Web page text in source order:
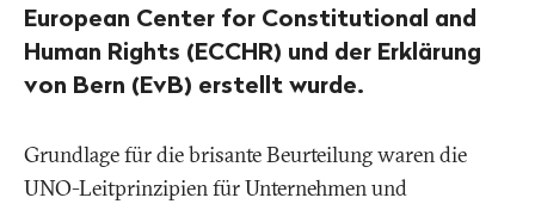
European Center for Constitutional and
Human Rights (ECCHR) und der Erklärung
von Bern (EvB) erstellt wurde.
Grundlage für die brisante Beurteilung waren die
UNO-Leitprinzipien für Unternehmen und